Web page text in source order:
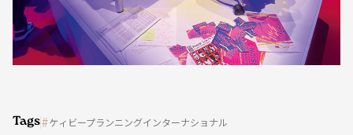
Tags ケィビープランニングインターナショナル